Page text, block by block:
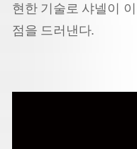
현한 기술로 샤넬이
점을 드러낸다.